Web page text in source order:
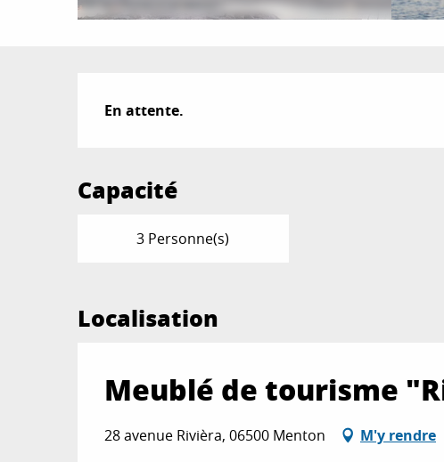
Description
En attente.
Capacité
3 Personne(s)
Localisation
Meublé de tourisme
28 avenue Rivièra, 06500 Menton M'y rendre